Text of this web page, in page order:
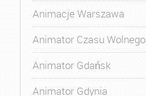
Animacje Warszawa
Animator Czasu Wolnego
Animator Gdańsk
Animator Gdynia